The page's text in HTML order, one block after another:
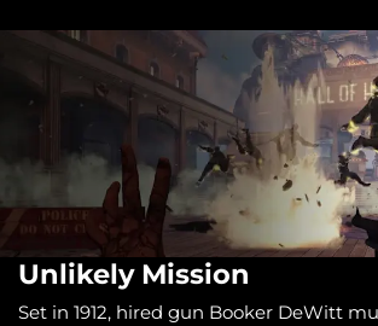
Unlikely Mission
Set in 1912, hired gun Booker DeWitt